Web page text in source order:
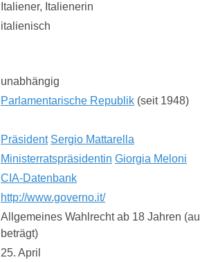
Italiener, Italienerin
italienisch
unabhängig
Parlamentarische Republik (seit 1948)
Präsident Sergio Mattarella
Ministerratspräsidentin Giorgia Meloni
CIA-Datenbank
http://www.governo.it/
Allgemeines Wahlrecht ab 18 Jahren
beträgt)
25. April